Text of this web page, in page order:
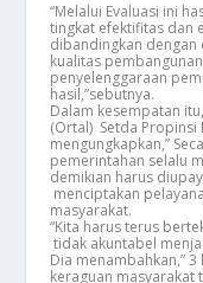
“Melalui Evaluasi ini
tingkat efektifitas dan
dibandingkan
kualitas
penyelenggaraan
hasil,”sebutnya.
Dalam kesempatan
(Ortal) Setda Propinsi
mengungkapkan,”
pemerintahan selalu
demikian harus
menciptakan
masyarakat.
“Kita harus terus
tidak akuntabel
Dia menambahkan,”
keraguan